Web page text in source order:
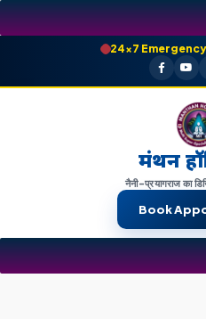
Skip
to
24×7
मंथन
नैनी-प्रयागराज का
Book